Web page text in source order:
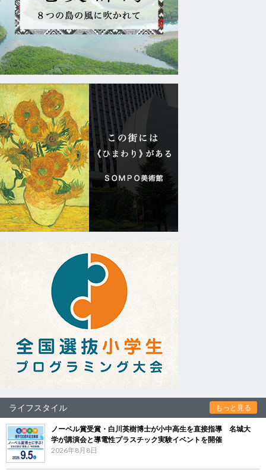
ライフスタイル もっと見る
ノーベル賞受賞・白川英樹博士が小中高生を直接指導 名城大
学が講演会と導電性プラスチック実験イベントを開催
2026年8月8日